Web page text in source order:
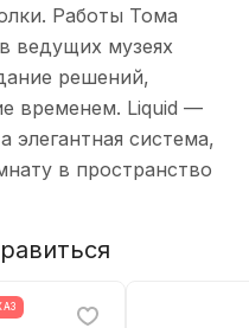
Работы Тома
ведущих музеях
решений,
временем. Liquid —
элегантная система,
в пространство